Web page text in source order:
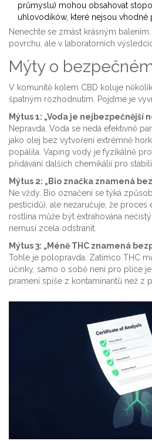
průmyslu) mohou obsahovat
uhlovodików, které nejsou vhodné
Nenechte se zmást krásným
povrchu, ale v laboratorních
Mýty o
V komunitě kolem CBD koluje
špatným rozhodnutím. Pojďme je
Mýtus 1: „Voda je nejbezpečnější
Nepravda. Voda se nedá efektivně
jako olej bez vytvoření extrémně
popálila. Vaping vody je fyzikálně
přidávání dalších chemikálií pro
Mýtus 2: „Bio značka znamená
Ne vždy. Bio označení se týká
pesticidů), ale nezaručuje, že proces
rostlina může být extrahována
nemusí zcela odstranit.
Mýtus 3: „Méně THC znamená
Tohle je polopravda. Zatímco THC
účinky, samo o sobě není pro plíce
pramení spíše z kontaminantů než z